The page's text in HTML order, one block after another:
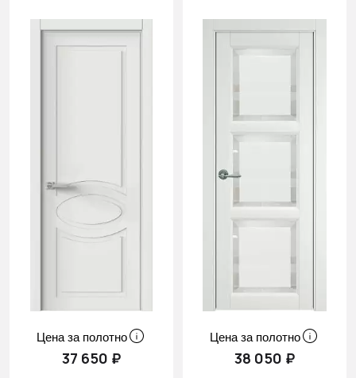
Цена за полотно
37 650 ₽
Цена за полотно
38 050 ₽